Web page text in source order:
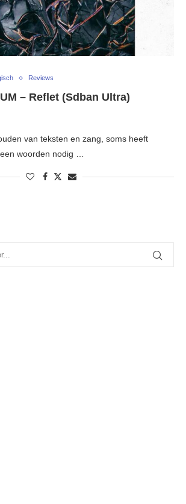
Reviews
– Reflet (Sdban Ultra)
van teksten en zang, soms heeft
woorden nodig …